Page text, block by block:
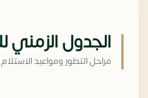
الجدول الزمني
مراحل التطور ومواعيد